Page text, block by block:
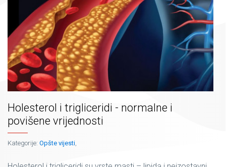
Holesterol i trigliceridi - normalne i
povišene vrijednosti
Kategorije: Opšte vijesti,